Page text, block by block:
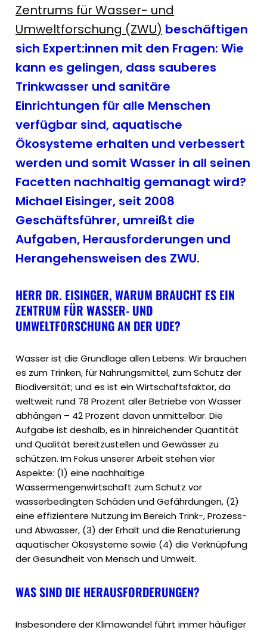
Zentrums für Wasser- und
Umweltforschung (ZWU) beschäftigen
sich Expert:innen mit den Fragen: Wie
kann es gelingen, dass sauberes
Trinkwasser und sanitäre
Einrichtungen für alle Menschen
verfügbar sind, aquatische
Ökosysteme erhalten und verbessert
werden und somit Wasser in all seinen
Facetten nachhaltig gemanagt wird?
Michael Eisinger, seit 2008
Geschäftsführer, umreißt die
Aufgaben, Herausforderungen und
Herangehensweisen des ZWU.
HERR DR. EISINGER, WARUM BRAUCHT ES EIN
ZENTRUM FÜR WASSER- UND
UMWELTFORSCHUNG AN DER UDE?
Wasser ist die Grundlage allen Lebens: Wir brauchen
es zum Trinken, für Nahrungsmittel, zum Schutz der
Biodiversität; und es ist ein Wirtschaftsfaktor, da
weltweit rund 78 Prozent aller Betriebe von Wasser
abhängen – 42 Prozent davon unmittelbar. Die
Aufgabe ist deshalb, es in hinreichender Quantität
und Qualität bereitzustellen und Gewässer zu
schützen. Im Fokus unserer Arbeit stehen vier
Aspekte: (1) eine nachhaltige
Wassermengenwirtschaft zum Schutz vor
wasserbedingten Schäden und Gefährdungen, (2)
eine effizientere Nutzung im Bereich Trink-, Prozess-
und Abwasser, (3) der Erhalt und die Renaturierung
aquatischer Ökosysteme sowie (4) die Verknüpfung
der Gesundheit von Mensch und Umwelt.
WAS SIND DIE HERAUSFORDERUNGEN?
Insbesondere der Klimawandel führt immer häufiger